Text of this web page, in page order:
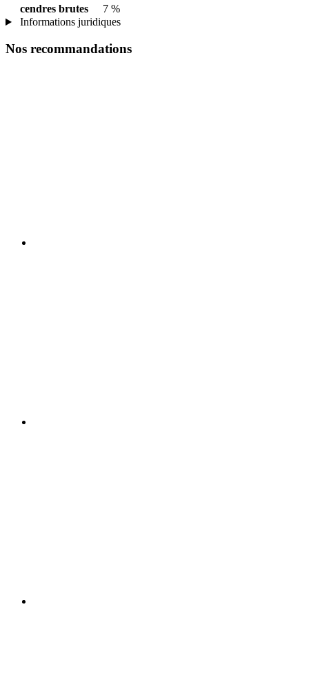
cendres brutes
7 %
Informations juridiques
Nos recommandations